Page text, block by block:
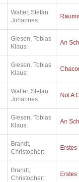
Walter, Stefan
Johannes:
Giesen, Tobias
Klaus:
An
Giesen, Tobias
Klaus:
Walter, Stefan
Johannes:
Not A
Giesen, Tobias
Klaus:
An
Brandt,
Christopher:
Brandt,
Christopher: